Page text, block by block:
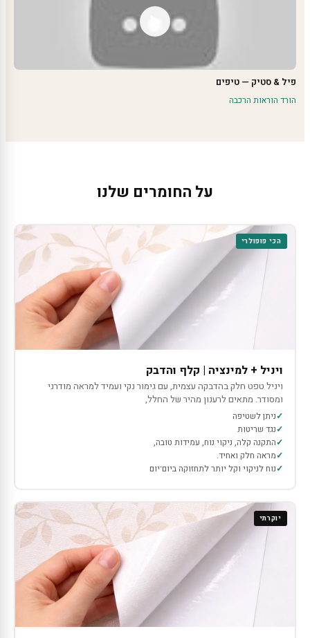
פיל & סטיק — טיפים
הורד הוראות הרכבה
על החומרים שלנו
הכי פופולרי
ויניל + למינציה | קלף והדבק
ויניל טפט חלק בהדבקה עצמית, עם גימור נקי ועמיד למראה מודרני
ומסודר. מתאים לרענון מהיר של החלל,
ניתן לשטיפה
נגד שריטות
התקנה קלה, ניקוי נוח, עמידות טובה,
מראה חלק ואחיד.
נוח לניקוי וקל יותר לתחזוקה ביום־יום
יוקרתי